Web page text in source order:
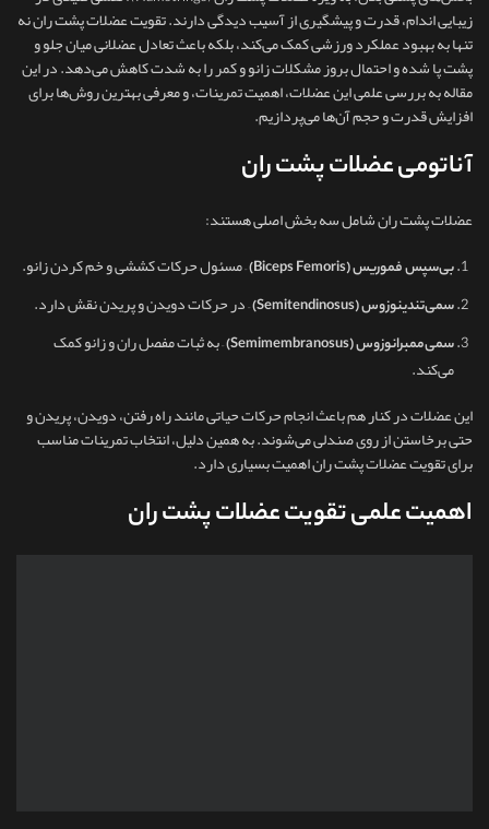
زیبایی اندام، قدرت و پیشگیری از آسیب‌ دیدگی دارند. تقویت عضلات پشت ران نه‌
تنها به بهبود عملکرد ورزشی کمک می‌کند، بلکه باعث تعادل عضلانی میان جلو و
پشت پا شده و احتمال بروز مشکلات زانو و کمر را به‌ شدت کاهش می‌دهد. در این
مقاله به بررسی علمی این عضلات، اهمیت تمرینات، و معرفی بهترین روش‌ها برای
افزایش قدرت و حجم آن‌ها می‌پردازیم.
آناتومی عضلات پشت ران
عضلات پشت ران شامل سه بخش اصلی هستند:
بی‌سپس فموریس (Biceps Femoris) – مسئول حرکات کششی و خم کردن زانو.
سمی‌تندینوزوس (Semitendinosus) – در حرکات دویدن و پریدن نقش دارد.
سمی‌ممبرانوزوس (Semimembranosus)
– به ثبات مفصل ران و زانو کمک
می‌کند.
این عضلات در کنار هم باعث انجام حرکات حیاتی مانند راه رفتن، دویدن، پریدن و
حتی برخاستن از روی صندلی می‌شوند. به همین دلیل، انتخاب تمرینات مناسب
برای تقویت عضلات پشت ران اهمیت بسیاری دارد.
اهمیت علمی تقویت عضلات پشت ران